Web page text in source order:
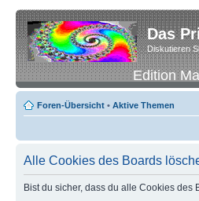
Das
Diskutieren
Edition
Foren-Übersicht • Aktive Themen
Alle Cookies des Boards
Bist du sicher, dass du alle Cookies des